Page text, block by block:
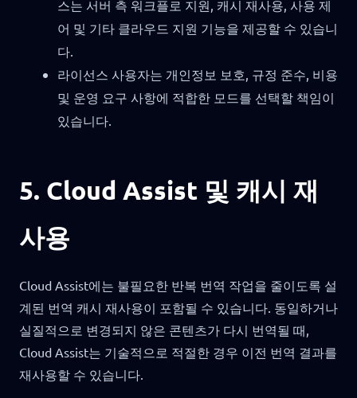
스는 서버 측 워크플로 지원, 캐시 재사용, 사용 제
어 및 기타 클라우드 지원 기능을 제공할 수 있습니
다.
라이선스 사용자는 개인정보 보호, 규정 준수, 비용
및 운영 요구 사항에 적합한 모드를 선택할 책임이
있습니다.
5. Cloud Assist 및 캐시 재
사용
Cloud Assist에는 불필요한 반복 번역 작업을 줄이도록 설
계된 번역 캐시 재사용이 포함될 수 있습니다. 동일하거나
실질적으로 변경되지 않은 콘텐츠가 다시 번역될 때,
Cloud Assist는 기술적으로 적절한 경우 이전 번역 결과를
재사용할 수 있습니다.